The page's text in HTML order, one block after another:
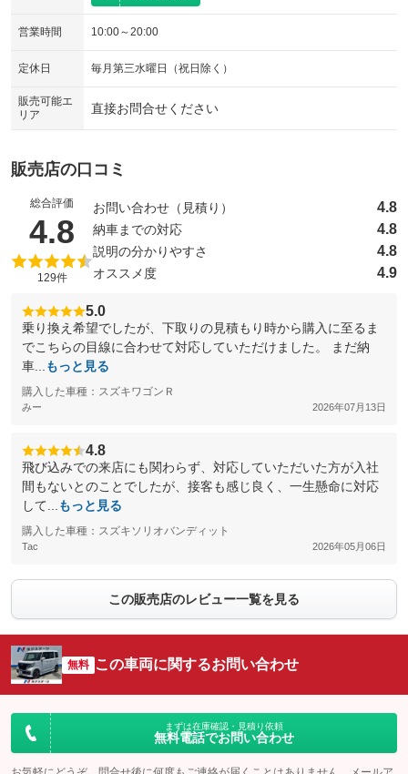
営業時間 10:00～20:00
定休日 毎月第三水曜日（祝日除く）
販売可能エ
リア
直接お問合せください
販売店の口コミ
総合評価
4.8 （5点満点中）
129件
お問い合わせ（見積り） 4.8
納車までの対応 4.8
説明の分かりやすさ 4.8
オススメ度 4.9
5.0
乗り換え希望でしたが、下取りの見積もり時から購入に至るま
でこちらの目線に合わせて対応していただけました。 まだ納
車...
もっと見る
購入した車種：スズキワゴンＲ
みー 2026年07月13日
4.8
飛び込みでの来店にも関わらず、対応していただいた方が入社
間もないとのことでしたが、接客も感じ良く、一生懸命に対応
して...
もっと見る
購入した車種：スズキソリオバンディット
Tac 2026年05月06日
この販売店のレビュー一覧を見る
無料 この車両に関するお問い合わせ
まずは在庫確認・見積り依頼
無料電話でお問い合わせ